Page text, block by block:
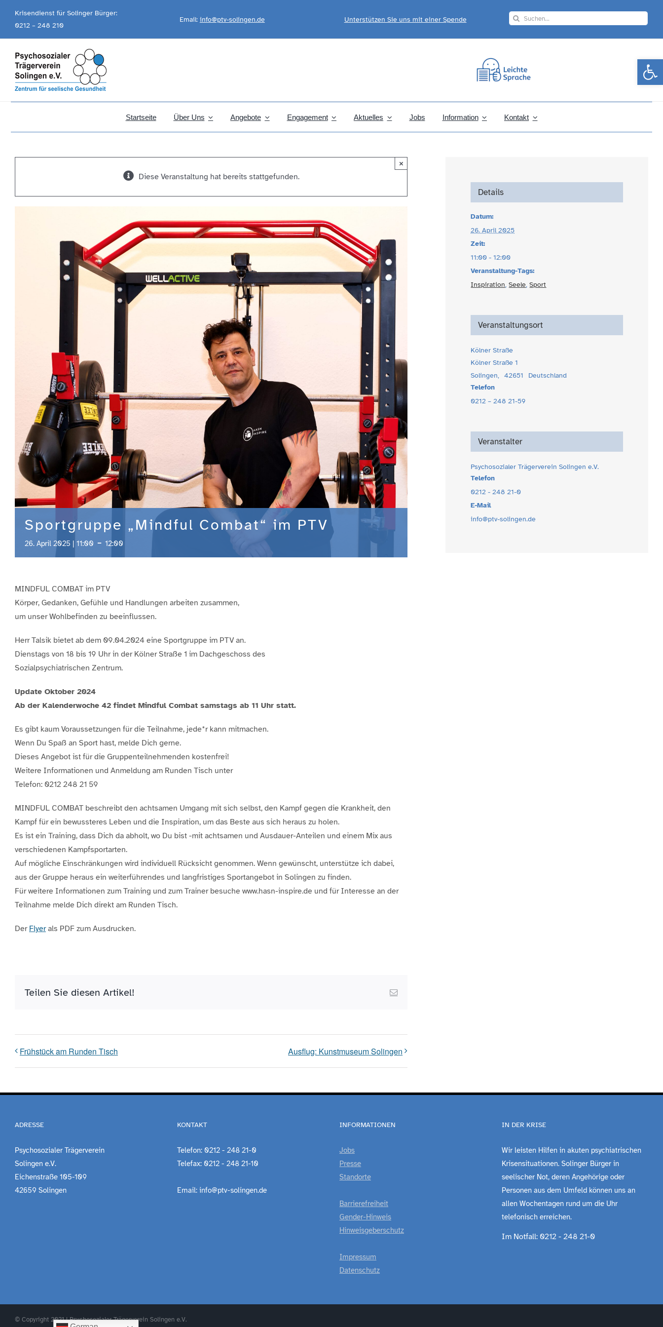
Krisendienst für Solinger Bürger:
0212 – 248 210
Email: info@ptv-solingen.de Unterstützen Sie uns mit einer Spende
Search
Startseite Über Uns Angebote Engagement Aktuelles Jobs Information Kontakt
Diese Veranstaltung hat bereits stattgefunden.
×
Sportgruppe „Mindful Combat“ im PTV
26. April 2025 | 11:00 - 12:00
MINDFUL COMBAT im PTV
Körper, Gedanken, Gefühle und Handlungen arbeiten zusammen,
um unser Wohlbefinden zu beeinflussen.
Herr Talsik bietet ab dem 09.04.2024 eine Sportgruppe im PTV an.
Dienstags von 18 bis 19 Uhr in der Kölner Straße 1 im Dachgeschoss des
Sozialpsychiatrischen Zentrum.
Update Oktober 2024
Ab der Kalenderwoche 42 findet Mindful Combat samstags ab 11 Uhr statt.
Es gibt kaum Voraussetzungen für die Teilnahme, jede*r kann mitmachen.
Wenn Du Spaß an Sport hast, melde Dich gerne.
Dieses Angebot ist für die Gruppenteilnehmenden kostenfrei!
Weitere Informationen und Anmeldung am Runden Tisch unter
Telefon: 0212 248 21 59
MINDFUL COMBAT beschreibt den achtsamen Umgang mit sich selbst, den Kampf gegen die Krankheit, den
Kampf für ein bewussteres Leben und die Inspiration, um das Beste aus sich heraus zu holen.
Es ist ein Training, dass Dich da abholt, wo Du bist -mit achtsamen und Ausdauer-Anteilen und einem Mix aus
verschiedenen Kampfsportarten.
Auf mögliche Einschränkungen wird individuell Rücksicht genommen. Wenn gewünscht, unterstütze ich dabei,
aus der Gruppe heraus ein weiterführendes und langfristiges Sportangebot in Solingen zu finden.
Für weitere Informationen zum Training und zum Trainer besuche www.hasn-inspire.de und für Interesse an der
Teilnahme melde Dich direkt am Runden Tisch.
Der Flyerals PDF zum Ausdrucken.
Teilen Sie diesen Artikel! Email
Frühstück am Runden Tisch Ausflug: Kunstmuseum Solingen
Details
Datum:
26. April 2025
Zeit:
11:00 - 12:00
Veranstaltung-Tags:
Inspiration,Seele,Sport
Veranstaltungsort
Kölner Straße
Kölner Straße 1
Solingen, 42651
Deutschland
Telefon
0212 – 248 21-59
Veranstalter
Psychosozialer Trägerverein Solingen e.V.
Telefon
0212 - 248 21-0
E-Mail
info@ptv-solingen.de
ADRESSE
Psychosozialer Trägerverein
Solingen e.V.
Eichenstraße 105-109
42659 Solingen
KONTAKT
Telefon: 0212 - 248 21-0
Telefax: 0212 - 248 21-10
Email: info@ptv-solingen.de
INFORMATIONEN
Jobs
Presse
Standorte
Barrierefreiheit
Gender-Hinweis
Hinweisgeberschutz
Impressum
Datenschutz
IN DER KRISE
Wir leisten Hilfen in akuten psychiatrischen
Krisensituationen. Solinger Bürger in
seelischer Not, deren Angehörige oder
Personen aus dem Umfeld können uns an
allen Wochentagen rund um die Uhr
telefonisch erreichen.
Im Notfall: 0212 - 248 21-0
© Copyright 2021 | Psychosozialer Trägerverein Solingen e.V.